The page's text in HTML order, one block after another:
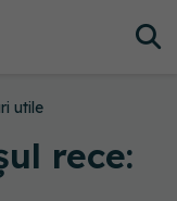
utile
rece: